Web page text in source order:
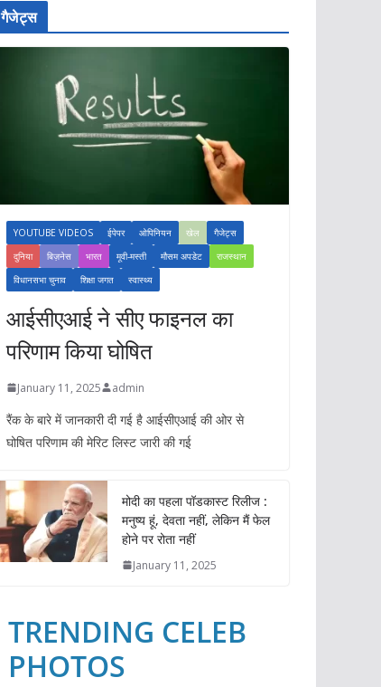
गैजेट्स
YOUTUBE VIDEOS ईपेपर ओपिनियन खेल
गैजेट्स
दुनिया
बिज़नेस भारत मूवी-मस्ती मौसम अपडेट
राजस्थान
विधानसभा चुनाव
शिक्षा जगत स्वास्थ्य
आईसीएआई ने सीए फाइनल का
परिणाम किया घोषित
January 11, 2025 admin
रैंक के बारे में जानकारी दी गई है आईसीएआई की ओर से
घोषित परिणाम की मेरिट लिस्ट जारी की गई
मोदी का पहला पॉडकास्ट रिलीज :
मनुष्य हूं, देवता नहीं, लेकिन मैं फेल
होने पर रोता नहीं
January 11, 2025
TRENDING CELEB
PHOTOS
TRENDING CELEB PHOTOS
YOUTUBE VIDEOS
ईपेपर
ओपिनियन खेल